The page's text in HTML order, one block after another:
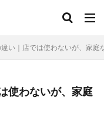
い｜店では使わないが、家庭
使わないが、家庭